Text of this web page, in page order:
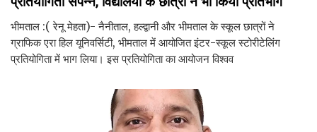
भीमताल :( रेनू मेहता)- नैनीताल, हल्द्वानी और भीमताल के स्कूल छात्रों ने
ग्राफिक एरा हिल यूनिवर्सिटी, भीमताल में आयोजित इंटर-स्कूल स्टोरीटेलिंग
प्रतियोगिता में भाग लिया। इस प्रतियोगिता का आयोजन विश्वव